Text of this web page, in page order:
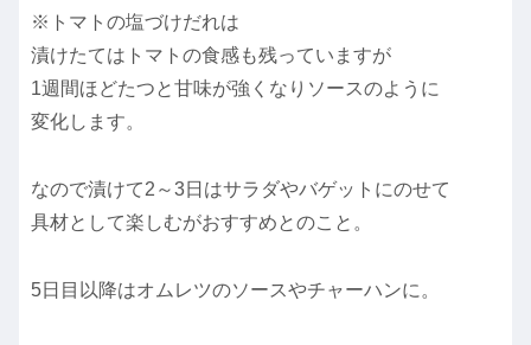
※トマトの塩づけだれは
漬けたてはトマトの食感も残っていますが
1週間ほどたつと甘味が強くなりソースのように
変化します。
なので漬けて2～3日はサラダやバゲットにのせて
具材として楽しむがおすすめとのこと。
5日目以降はオムレツのソースやチャーハンに。